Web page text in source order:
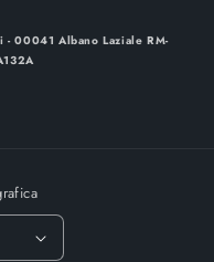
00041 Albano Laziale RM-